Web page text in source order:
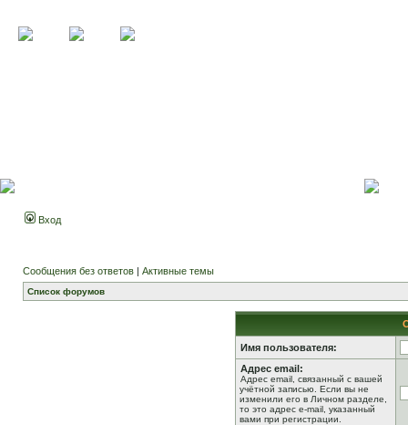
Вход
Сообщения без ответов | Активные темы
Список форумов
Имя пользователя:
Адрес email:
Адрес email, связанный с вашей
учётной записью. Если вы не
изменили его в Личном разделе,
то это адрес e-mail, указанный
вами при регистрации.